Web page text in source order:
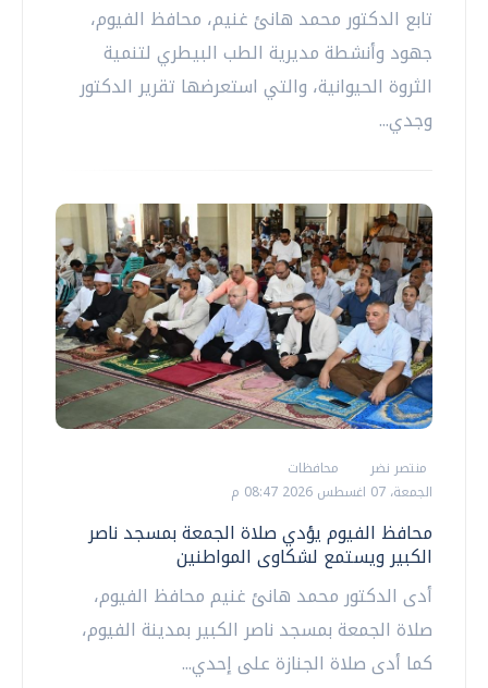
تابع الدكتور محمد هانئ غنيم، محافظ الفيوم،
جهود وأنشطة مديرية الطب البيطري لتنمية
الثروة الحيوانية، والتي استعرضها تقرير الدكتور
وجدي...
منتصر نضر
محافظات
الجمعة، 07 اغسطس 2026 08:47 م
محافظ الفيوم يؤدي صلاة الجمعة بمسجد ناصر
الكبير ويستمع لشكاوى المواطنين
أدى الدكتور محمد هانئ غنيم محافظ الفيوم،
صلاة الجمعة بمسجد ناصر الكبير بمدينة الفيوم،
كما أدى صلاة الجنازة على إحدي...